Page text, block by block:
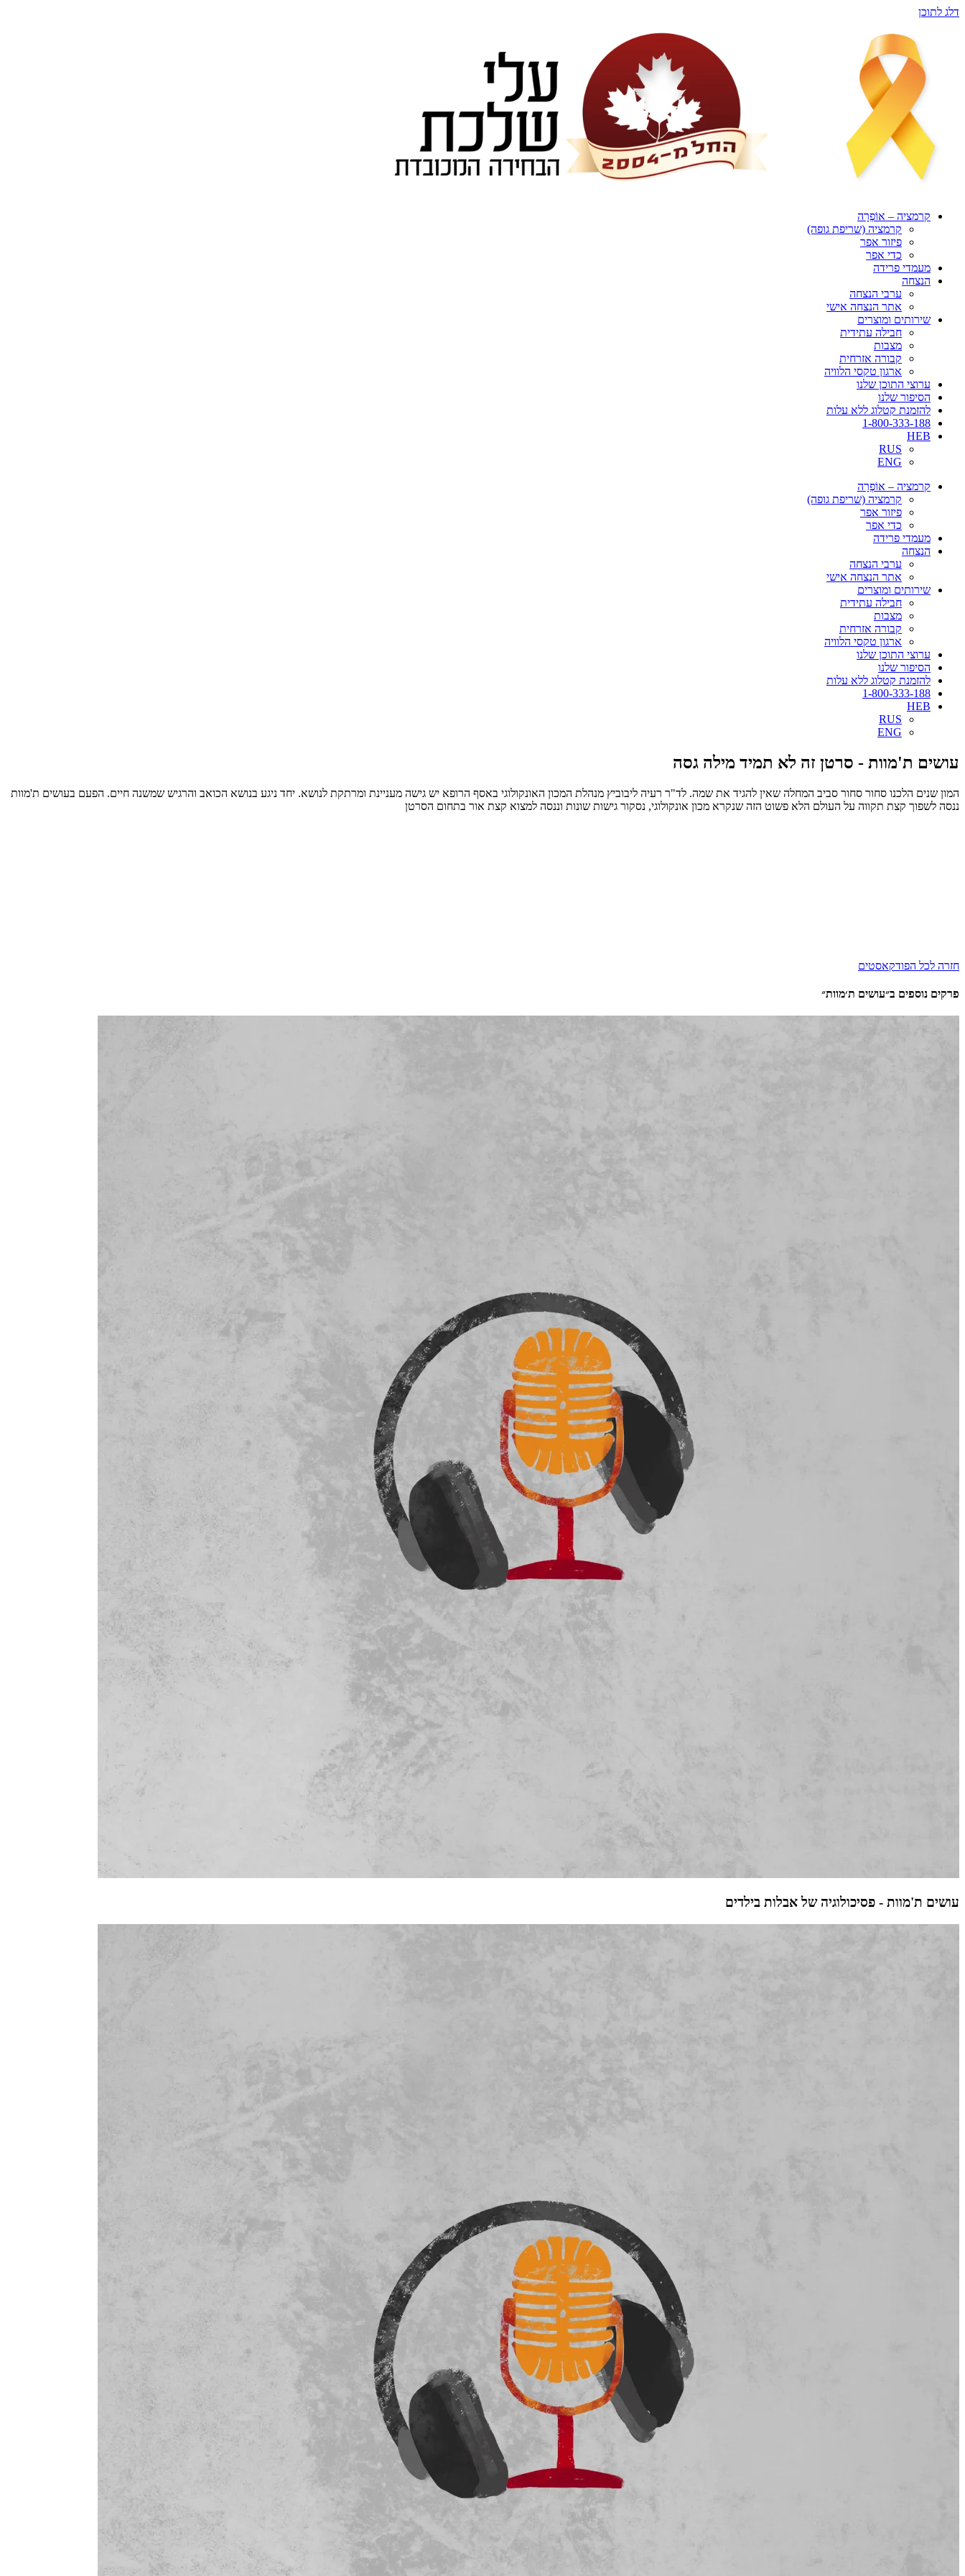
דלג לתוכן
קרמציה – אוֹפְרָה
קרמציה (שריפת גופה)
פיזור אפר
כדי אפר
מעמדי פרידה
הנצחה
ערבי הנצחה
אתר הנצחה אישי
שירותים ומוצרים
חבילה עתידית
מצבות
קבורה אזרחית
ארגון טקסי הלוויה
ערוצי התוכן שלנו
הסיפור שלנו
להזמנת קטלוג ללא עלות
1-800-333-188
HEB
RUS
ENG
קרמציה – אוֹפְרָה
קרמציה (שריפת גופה)
פיזור אפר
כדי אפר
מעמדי פרידה
הנצחה
ערבי הנצחה
אתר הנצחה אישי
שירותים ומוצרים
חבילה עתידית
מצבות
קבורה אזרחית
ארגון טקסי הלוויה
ערוצי התוכן שלנו
הסיפור שלנו
להזמנת קטלוג ללא עלות
1-800-333-188
HEB
RUS
ENG
עושים ת'מוות - סרטן זה לא תמיד מילה גסה
המון שנים הלכנו סחור סחור סביב המחלה שאין להגיד את שמה. לד"ר רעיה ליבוביץ מנהלת המכון האונקולוגי באסף הרופא יש גישה מעניינת ומרתקת לנושא. יחד ניגע בנושא הכואב והרגיש שמשנה חיים. הפעם בעושים ת'מוות
ננסה לשפוך קצת תקווה על העולם הלא פשוט הזה שנקרא מכון אונקולוגי, נסקור גישות שונות וננסה למצוא קצת אור בתחום הסרטן
חזרה לכל הפודקאסטים
פרקים נוספים ב״עושים ת׳מוות״
עושים ת'מוות - פסיכולוגיה של אבלות בילדים